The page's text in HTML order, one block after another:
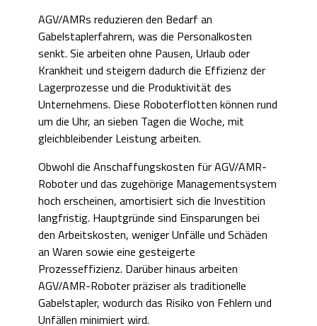
AGV/AMRs reduzieren den Bedarf an
Gabelstaplerfahrern, was die Personalkosten
senkt. Sie arbeiten ohne Pausen, Urlaub oder
Krankheit und steigern dadurch die Effizienz der
Lagerprozesse und die Produktivität des
Unternehmens. Diese Roboterflotten können rund
um die Uhr, an sieben Tagen die Woche, mit
gleichbleibender Leistung arbeiten.
Obwohl die Anschaffungskosten für AGV/AMR-
Roboter und das zugehörige Managementsystem
hoch erscheinen, amortisiert sich die Investition
langfristig. Hauptgründe sind Einsparungen bei
den Arbeitskosten, weniger Unfälle und Schäden
an Waren sowie eine gesteigerte
Prozesseffizienz. Darüber hinaus arbeiten
AGV/AMR-Roboter präziser als traditionelle
Gabelstapler, wodurch das Risiko von Fehlern und
Unfällen minimiert wird.